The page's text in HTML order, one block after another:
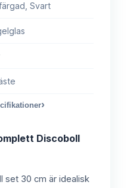
Svart
›
Discoboll
set 30 cm är idealisk